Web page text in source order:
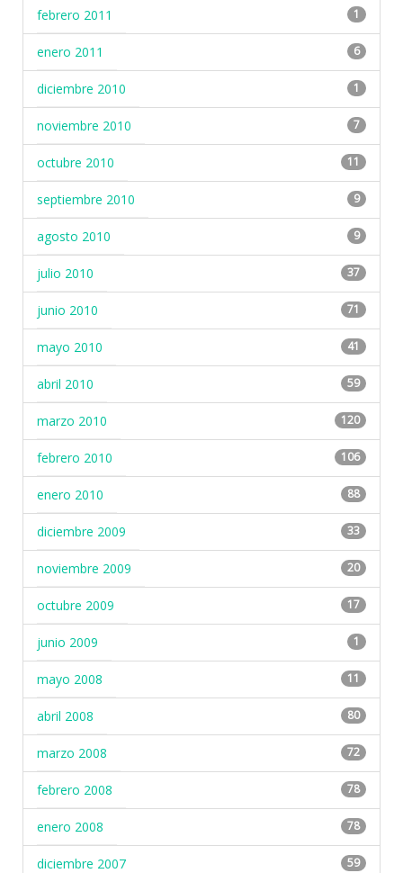
febrero 2011 1
enero 2011 6
diciembre 2010 1
noviembre 2010 7
octubre 2010 11
septiembre 2010 9
agosto 2010 9
julio 2010 37
junio 2010 71
mayo 2010 41
abril 2010 59
marzo 2010 120
febrero 2010 106
enero 2010 88
diciembre 2009 33
noviembre 2009 20
octubre 2009 17
junio 2009 1
mayo 2008 11
abril 2008 80
marzo 2008 72
febrero 2008 78
enero 2008 78
diciembre 2007 59